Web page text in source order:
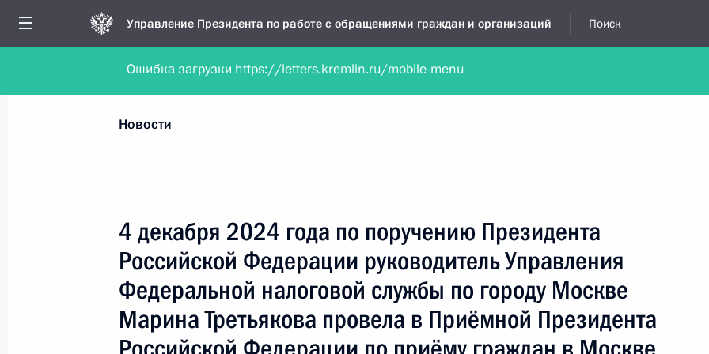
Управление Президента по работе с обращениями граждан и организаций Поиск
Обратиться в форме электронного документа Обратиться в устной форме
Все новости
Все руководители, регионы, города и темы
Новости
4 декабря 2024 года по поручению Президента
Российской Федерации руководитель Управления
Федеральной налоговой службы по городу Москве
Марина Третьякова провела в Приёмной Президента
Ошибка загрузки https://letters.kremlin.ru/mobile-menu